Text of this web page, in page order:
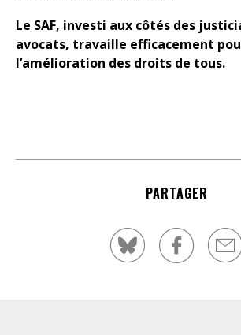
Le SAF, investi aux côtés des
avocats, travaille efficacement
l’amélioration des droits de tous.
PARTAGER